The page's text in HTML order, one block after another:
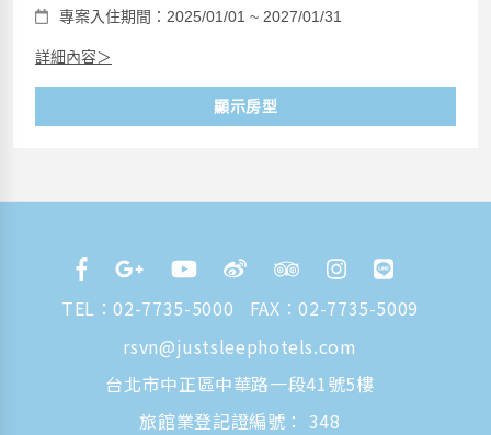
專案入住期間：2025/01/01 ~ 2027/01/31
詳細內容＞
顯示房型
TEL：02-7735-5000
FAX：02-7735-5009
rsvn@justsleephotels.com
台北市中正區中華路一段41號5樓
旅館業登記證編號： 348